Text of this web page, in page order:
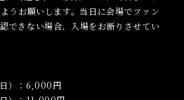
うお願いします。当日に会場でファン
できない場合、入場をお断りさせてい
日）：6,000円